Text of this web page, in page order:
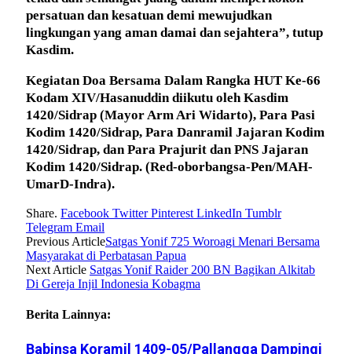
persatuan dan kesatuan demi mewujudkan
lingkungan yang aman damai dan sejahtera”, tutup
Kasdim.
Kegiatan Doa Bersama Dalam Rangka HUT Ke-66
Kodam XIV/Hasanuddin diikutu oleh Kasdim
1420/Sidrap (Mayor Arm Ari Widarto), Para Pasi
Kodim 1420/Sidrap, Para Danramil Jajaran Kodim
1420/Sidrap, dan Para Prajurit dan PNS Jajaran
Kodim 1420/Sidrap. (Red-oborbangsa-Pen/MAH-
UmarD-Indra).
Share. Facebook Twitter Pinterest LinkedIn Tumblr
Telegram Email
Previous ArticleSatgas Yonif 725 Woroagi Menari Bersama
Masyarakat di Perbatasan Papua
Next Article Satgas Yonif Raider 200 BN Bagikan Alkitab
Di Gereja Injil Indonesia Kobagma
Berita Lainnya:
Babinsa Koramil 1409-05/Pallangga Dampingi